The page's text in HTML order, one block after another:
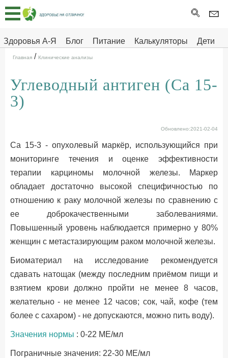
Здоровья А-Я Блог Питание Калькуляторы
Дети
Здоровье на отлично
Главная
Тесты
Про
ДЕТЯМ
Главная / Клинические анализы
Углеводный антиген (Са 15-
3)
Обновлено:2021-02-04
Са 15-3 - опухолевый маркёр, использующийся при
мониторинге течения и оценке эффективности
терапии карциномы молочной железы. Маркер
обладает достаточно высокой специфичностью по
отношению к раку молочной железы по сравнению с
ее доброкачественными заболеваниями.
Повышенный уровень наблюдается примерно у 80%
женщин с метастазирующим раком молочной железы.
Биоматериал на исследование рекомендуется
сдавать натощак (между последним приёмом пищи и
взятием крови должно пройти не менее 8 часов,
желательно - не менее 12 часов; сок, чай, кофе (тем
более с сахаром) - не допускаются, можно пить воду).
Значения нормы : 0-22 МЕ/мл
Пограничные значения: 22-30 МЕ/мл